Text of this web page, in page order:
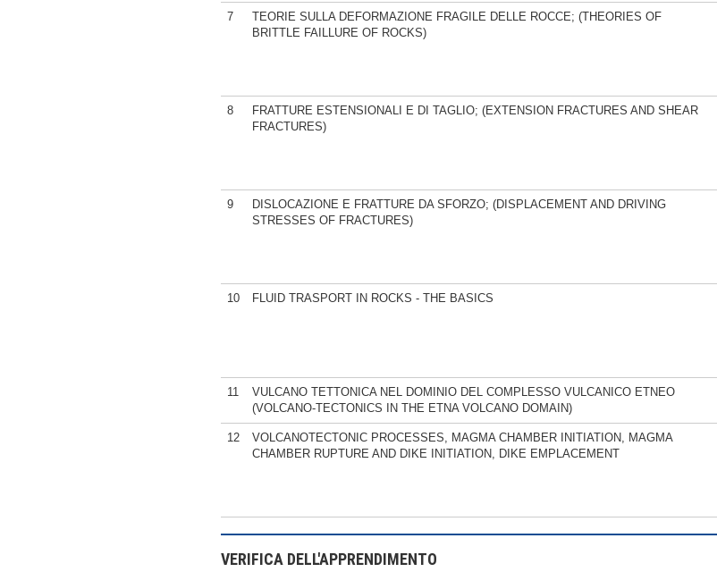
7
TEORIE SULLA DEFORMAZIONE FRAGILE DELLE ROCCE; (THEORIES OF
BRITTLE FAILLURE OF ROCKS)
8
FRATTURE ESTENSIONALI E DI TAGLIO; (EXTENSION FRACTURES AND SHEAR
FRACTURES)
9
DISLOCAZIONE E FRATTURE DA SFORZO; (DISPLACEMENT AND DRIVING
STRESSES OF FRACTURES)
10 FLUID TRASPORT IN ROCKS - THE BASICS
11
VULCANO TETTONICA NEL DOMINIO DEL COMPLESSO VULCANICO ETNEO
(VOLCANO-TECTONICS IN THE ETNA VOLCANO DOMAIN)
12
VOLCANOTECTONIC PROCESSES, MAGMA CHAMBER INITIATION, MAGMA
CHAMBER RUPTURE AND DIKE INITIATION, DIKE EMPLACEMENT
VERIFICA DELL'APPRENDIMENTO